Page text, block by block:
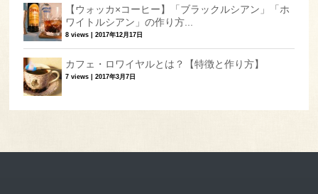
【ウォッカ×コーヒー】「ブラックルシアン」「ホ
ワイトルシアン」の作り方...
8 views |2017年12月17日
カフェ・ロワイヤルとは？【特徴と作り方】
7 views |2017年3月7日